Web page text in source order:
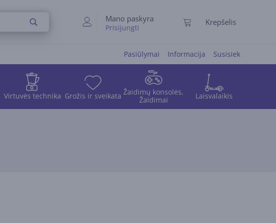
Mano paskyra
Prisijungti
Krepšelis
Pasiūlymai Informacija Susisiek
Virtuvės technika Grožis ir sveikata Žaidimų konsolės,
Žaidimai
Laisvalaikis